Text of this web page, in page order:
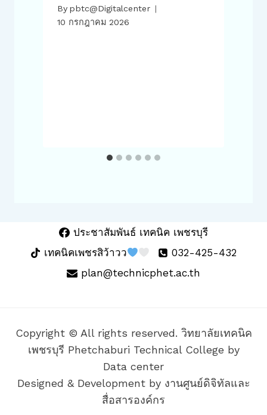
By pbtc@Digitalcenter
10 กรกฎาคม 2026
ประชาสัมพันธ์ เทคนิค เพชรบุรี
เทคนิคเพชรสิว้าวว
032-425-432
plan@technicphet.ac.th
Copyright © All rights reserved. วิทยาลัยเทคนิค
เพชรบุรี Phetchaburi Technical College by
Data center
Designed & Development by งานศูนย์ดิจิทัลและ
สื่อสารองค์กร